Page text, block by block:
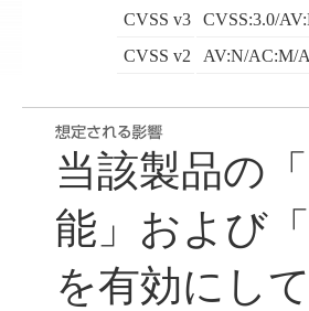
CVSS v3
CVSS:3.0/
CVSS v2
AV:N/AC:M/
当該製品の
能」および
を有効にし